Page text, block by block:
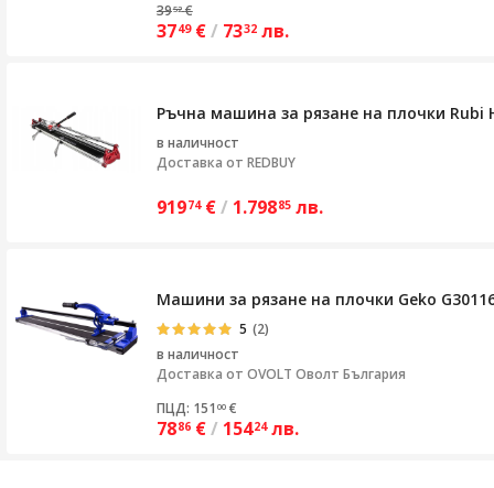
3952 €
3749 €/ 7332 лв.
Ръчна машина за рязане на плочки Rubi
в наличност
Доставка от REDBUY
91974 €/ 1.79885 лв.
Машини за рязане на плочки Geko
5 (2)
в наличност
Доставка от OVOLT Оволт България
ПЦД: 151 00 €
7886 €/ 15424 лв.